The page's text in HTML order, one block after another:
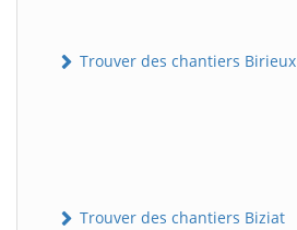
Trouver des chantiers Birieux
Trouver des chantiers Biziat